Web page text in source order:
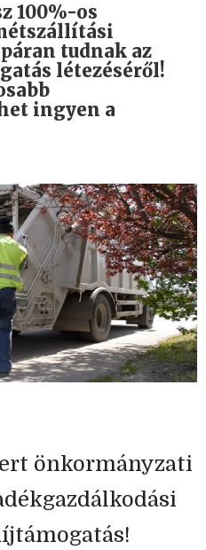
100%-os
tudnak az
létezéséről!
ingyen a
önkormányzati